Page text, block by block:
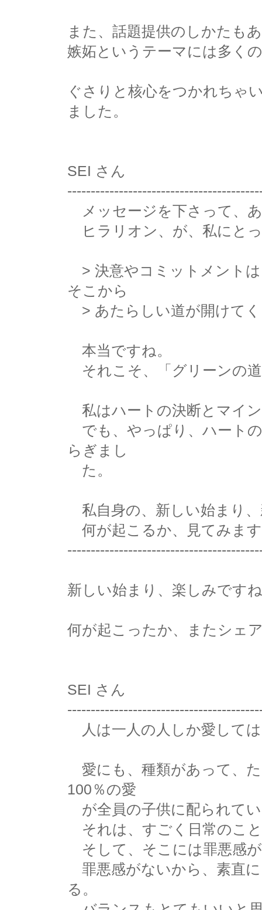
また、話題提供のしかたも
嫉妬というテーマには多く
ぐさりと核心をつかれちゃ
ました。
SEI さん
メッセージを下さって、
ヒラリオン、が、私にと
> 決意やコミットメント
そこから
> あたらしい道が開けて
本当ですね。
それこそ、「グリーンの
私はハートの決断とマイ
でも、やっぱり、ハート
らぎまし
た。
私自身の、新しい始まり
何が起こるか、見てみま
新しい始まり、楽しみです
何が起こったか、またシェ
SEI さん
人は一人の人しか愛して
愛にも、種類があって、
100％の愛
が全員の子供に配られて
それは、すごく日常のこ
そして、そこには罪悪感
罪悪感がないから、素直
る。